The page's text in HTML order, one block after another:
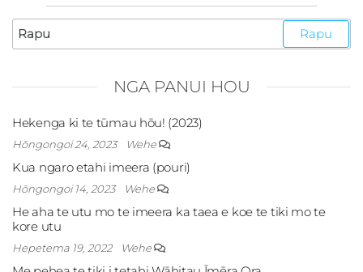
NGA PANUI HOU
Hekenga ki te tūmau hōu! (2023)
Hōngongoi 24, 2023 Wehe
Kua ngaro etahi imeera (pouri)
Hōngongoi 14, 2023 Wehe
He aha te utu mo te imeera ka taea e koe te tiki mo te
kore utu
Hepetema 19, 2022 Wehe